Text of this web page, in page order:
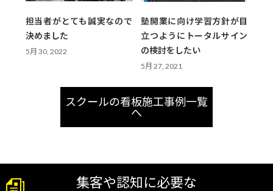
担当者がとても誠実なので
決めました
5月 30, 2022
塾開業に向け学習方針が目
立つようにトータルサイン
の検討をしたい
5月 27, 2021
スクールの看板施工事例一覧
へ
集客や認知に必要な